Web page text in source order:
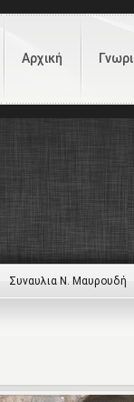
Αρχική
Συναυλια Ν. Μαυρουδή